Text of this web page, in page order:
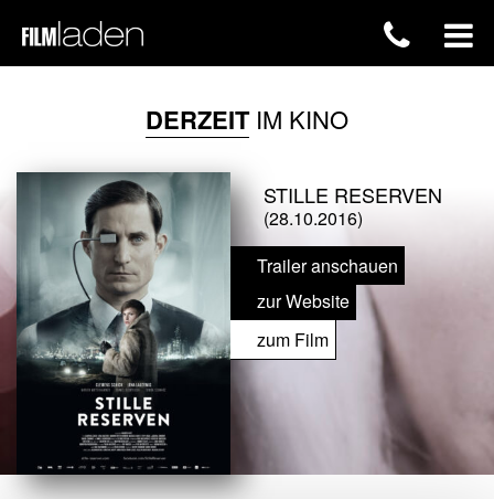
DERZEITIM KINO
STILLE RESERVEN
(28.10.2016)
Trailer anschauen
zur Website
zum Film